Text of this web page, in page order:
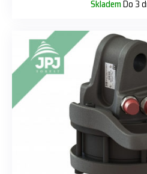
SklademDo 3